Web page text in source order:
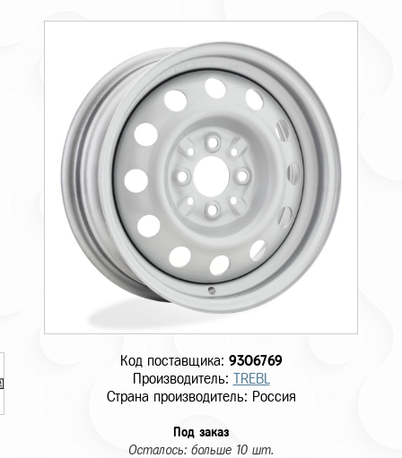
Код поставщика: 9306769
Производитель: TREBL
Страна производитель: Россия
Под заказ
Осталось: больше 10 шт.